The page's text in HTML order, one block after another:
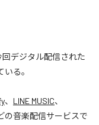
回デジタル配信された
る。
、 LINE MUSIC、
の音楽配信サービスで